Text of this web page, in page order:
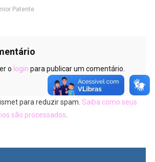
Patente
o login para publicar um comentário.
para reduzir spam. Saiba como seus
são processados